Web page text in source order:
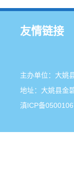
友情链接
主办单位：大
地址：大姚县金
滇ICP备